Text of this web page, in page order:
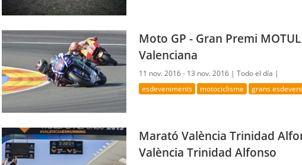
Moto GP - Gran Premi
Valenciana
11 nov. 2016 - 13 nov. 2016 |Todo el día |
esdeveniments motociclisme grans
Marató València Trinidad
València Trinidad Alfonso